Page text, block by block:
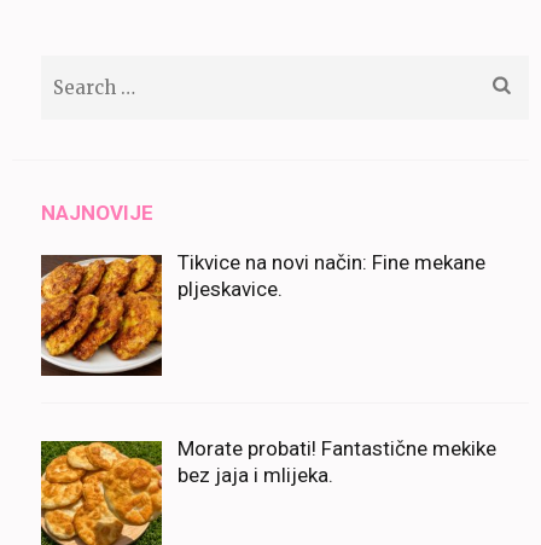
NAJNOVIJE
Tikvice na novi način: Fine mekane
pljeskavice.
Morate probati! Fantastične mekike
bez jaja i mlijeka.